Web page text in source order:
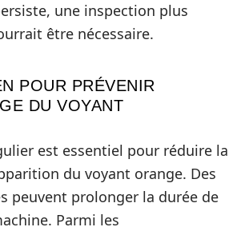
une inspection plus
être nécessaire.
POUR PRÉVENIR
DU VOYANT
est essentiel pour réduire la
du voyant orange. Des
peuvent prolonger la durée de
Parmi les